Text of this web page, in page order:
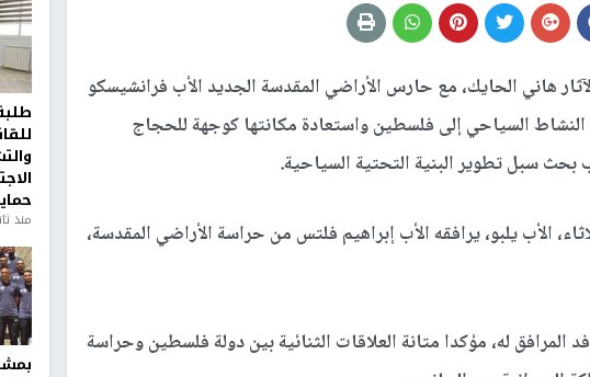
هاني الحايك، مع حارس الأراضي المقدسة الجديد الأب فرانشيسكو
النشاط السياحي إلى فلسطين واستعادة مكانتها كوجهة للحجاج
سبل تطوير البنية التحتية السياحية.
الأب يلبو، يرافقه الأب إبراهيم فلتس من حراسة الأراضي المقدسة،
المرافق له، مؤكدا متانة العلاقات الثنائية بين دولة فلسطين وحراسة
منذ